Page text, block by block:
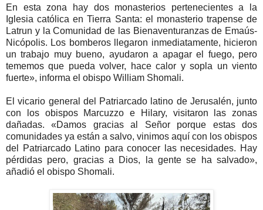
En esta zona hay dos monasterios pertenecientes a la
Iglesia católica en Tierra Santa: el monasterio trapense de
Latrun y la Comunidad de las Bienaventuranzas de Emaús-
Nicópolis. Los bomberos llegaron inmediatamente, hicieron
un trabajo muy bueno, ayudaron a apagar el fuego, pero
tememos que pueda volver, hace calor y sopla un viento
fuerte», informa el obispo William Shomali.
El vicario general del Patriarcado latino de Jerusalén, junto
con los obispos Marcuzzo e Hilary, visitaron las zonas
dañadas. «Damos gracias al Señor porque estas dos
comunidades ya están a salvo, vinimos aquí con los obispos
del Patriarcado Latino para conocer las necesidades. Hay
pérdidas pero, gracias a Dios, la gente se ha salvado»,
añadió el obispo Shomali.